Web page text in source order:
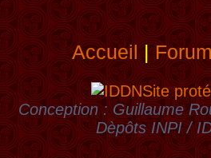
Accueil|
Site
Conception : Guillaume
Dèpôts INPI /